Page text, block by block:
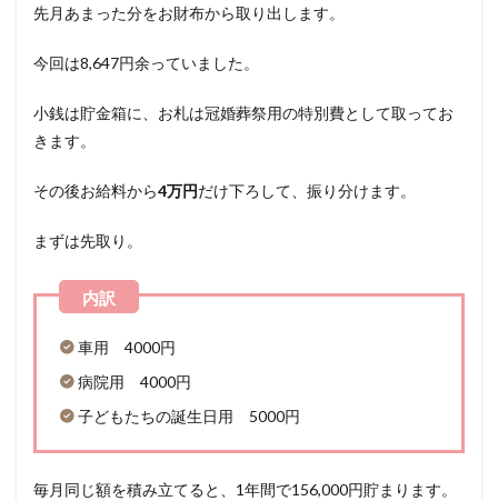
先月あまった分をお財布から取り出します。
今回は8,647円余っていました。
小銭は貯金箱に、お札は冠婚葬祭用の特別費として取ってお
きます。
その後お給料から4万円だけ下ろして、振り分けます。
まずは先取り。
車用 4000円
病院用 4000円
子どもたちの誕生日用 5000円
毎月同じ額を積み立てると、1年間で156,000円貯まります。